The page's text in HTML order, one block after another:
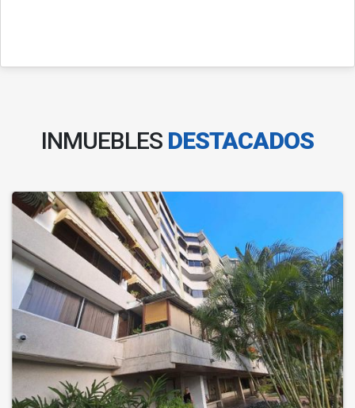
INMUEBLES DESTACADOS